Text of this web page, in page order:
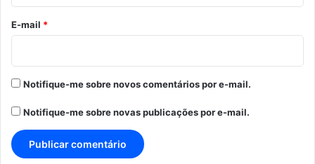
o
*
E-mail *
Notifique-me sobre novos comentários por e-mail.
Notifique-me sobre novas publicações por e-mail.